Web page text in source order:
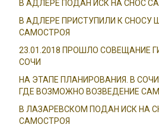
В АДЛЕРЕ ПОДАН ИСК НА СНОС
В АДЛЕРЕ ПРИСТУПИЛИ К СНОСУ
САМОСТРОЯ
23.01.2018 ПРОШЛО СОВЕЩАНИЕ
СОЧИ
НА ЭТАПЕ ПЛАНИРОВАНИЯ. В
ГДЕ ВОЗМОЖНО ВОЗВЕДЕНИЕ
В ЛАЗАРЕВСКОМ ПОДАН ИСК НА
САМОСТРОЯ